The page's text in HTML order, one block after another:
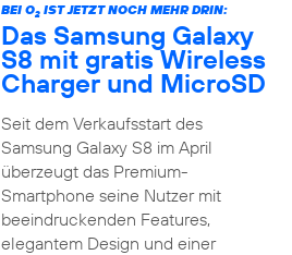
BEI O2IST JETZT NOCH MEHR DRIN:
Das Samsung Galaxy
S8 mit gratis Wireless
Charger und MicroSD
Seit dem Verkaufsstart des
Samsung Galaxy S8 im April
überzeugt das Premium-
Smartphone seine Nutzer mit
beeindruckenden Features,
elegantem Design und einer